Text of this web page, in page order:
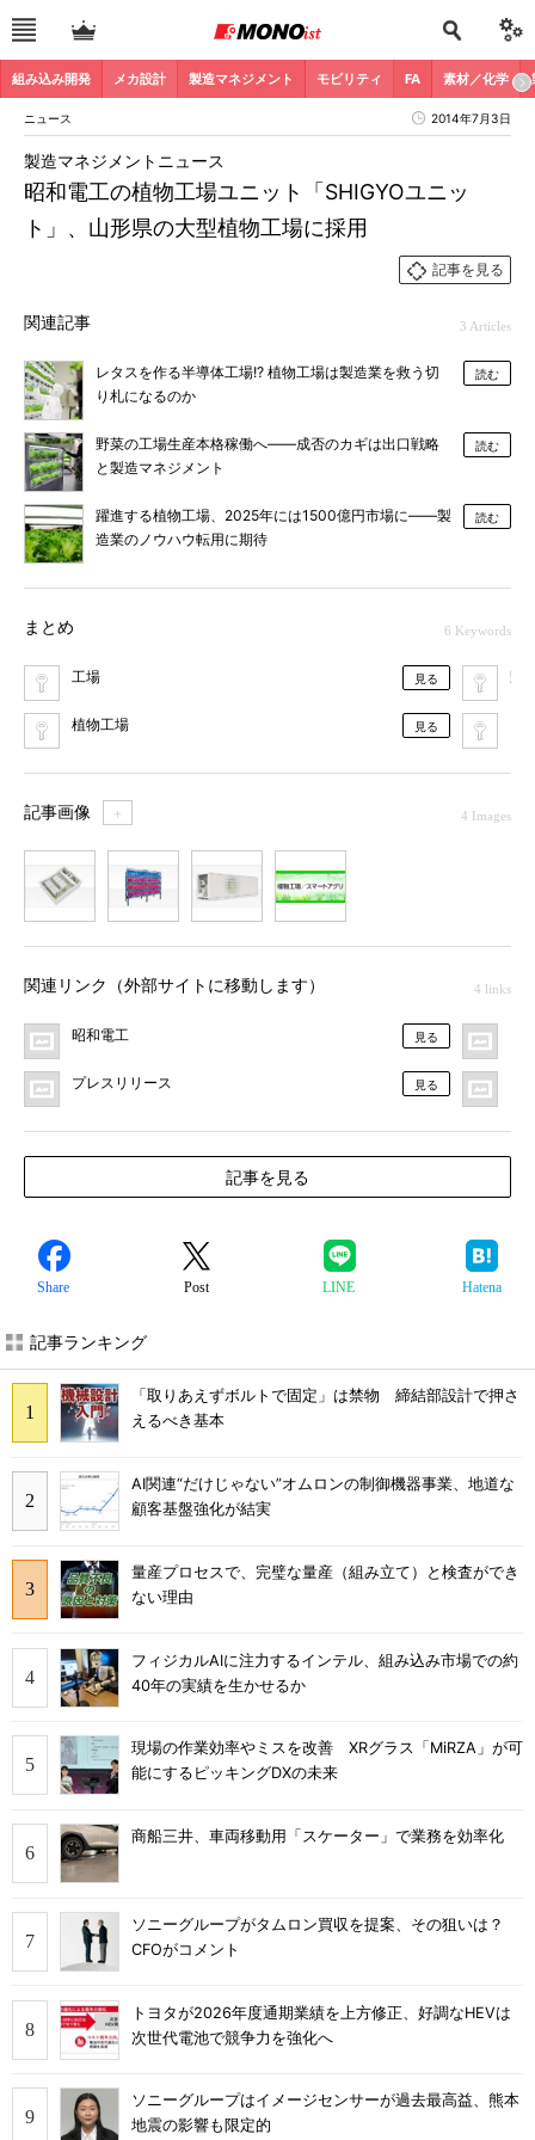
組み込み開発 メカ設計 製造マネジメント モビリティ FA 素材／化学
ニュース 2014年7月3日
昭和電工の植物工場ユニット「SHIGYOユニッ
ト」、山形県の大型植物工場に採用
製造マネジメントニュース
記事を見る
関連記事 3 Articles
レタスを作る半導体工場!? 植物工場は製造業を救う切
り札になるのか
読む
野菜の工場生産本格稼働へ――成否のカギは出口戦略
と製造マネジメント
読む
躍進する植物工場、2025年には1500億円市場に――製
造業のノウハウ転用に期待
読む
まとめ 6 Keywords
工場 見る
植物工場 見る
野
記事画像 ＋ 4 Images
関連リンク（外部サイトに移動します） 4 links
昭和電工 見る
プレスリリース 見る
記事を見る
Share Post LINE Hatena
記事ランキング
「取りあえずボルトで固定」は禁物 締結部設計で押さ
えるべき基本
AI関連“だけじゃない”オムロンの制御機器事業、地道な
顧客基盤強化が結実
量産プロセスで、完璧な量産（組み立て）と検査ができ
ない理由
フィジカルAIに注力するインテル、組み込み市場での約
40年の実績を生かせるか
現場の作業効率やミスを改善 XRグラス「MiRZA」が可
能にするピッキングDXの未来
商船三井、車両移動用「スケーター」で業務を効率化
ソニーグループがタムロン買収を提案、その狙いは？
CFOがコメント
トヨタが2026年度通期業績を上方修正、好調なHEVは
次世代電池で競争力を強化へ
ソニーグループはイメージセンサーが過去最高益、熊本
地震の影響も限定的